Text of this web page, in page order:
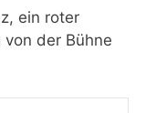
ein roter
von der Bühne